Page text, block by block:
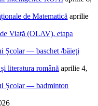
de Matematică aprilie
Viață (OLAV), etapa
Școlar — baschet /băieți
literatura română aprilie 4,
Școlar — badminton